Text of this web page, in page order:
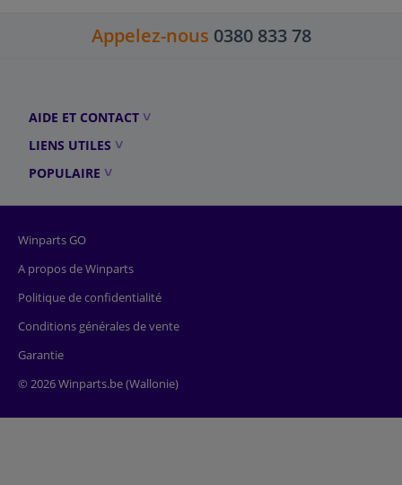
Appelez-nous 0380 833 78
AIDE ET CONTACT
LIENS UTILES
POPULAIRE
Winparts GO
A propos de Winparts
Politique de confidentialité
Conditions générales de vente
Garantie
© 2026 Winparts.be (Wallonie)